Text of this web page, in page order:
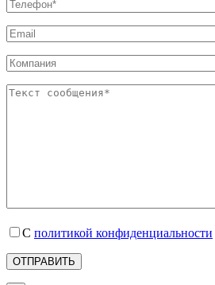
С политикой конфиденциальности